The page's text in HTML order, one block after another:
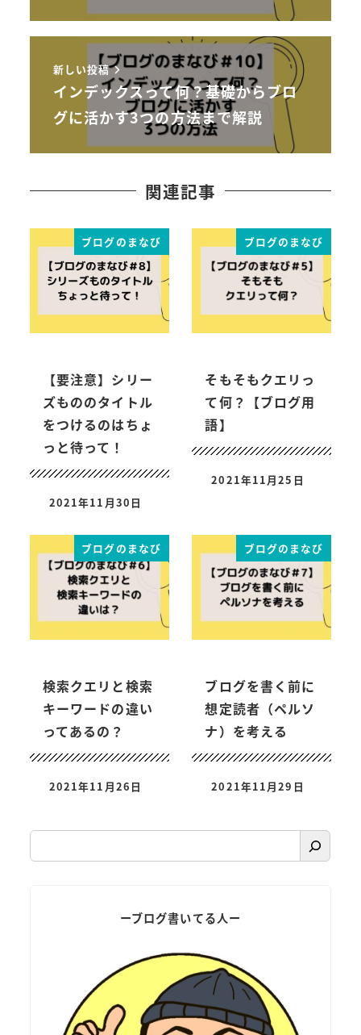
新しい投稿
インデックスって何？基礎からブロ
グに活かす3つの方法まで解説
関連記事
ブログのまなび
【要注意】シリー
ズもののタイトル
をつけるのはちょ
っと待って！
2021年11月30日
ブログのまなび
そもそもクエリっ
て何？【ブログ用
語】
2021年11月25日
ブログのまなび
検索クエリと検索
キーワードの違い
ってあるの？
2021年11月26日
ブログのまなび
ブログを書く前に
想定読者（ペルソ
ナ）を考える
2021年11月29日
検
索
ーブログ書いてる人ー